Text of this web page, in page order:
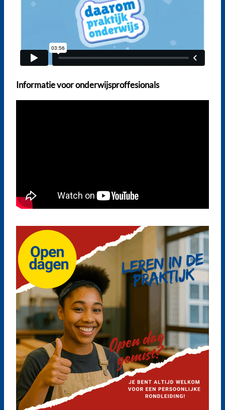
Informatie voor onderwijsproffesionals